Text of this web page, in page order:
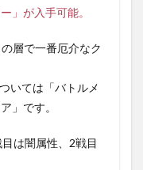
」が入手可能。
層で一番厄介なク
いては「バトルメ
」です。
は闇属性、2戦目